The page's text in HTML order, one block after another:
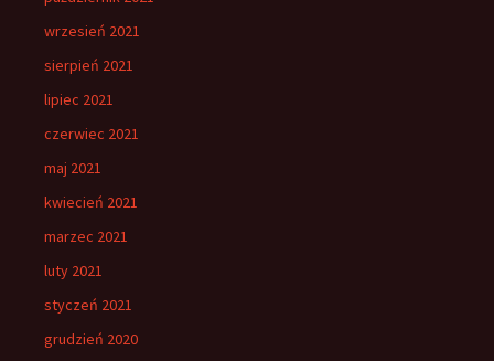
wrzesień 2021
sierpień 2021
lipiec 2021
czerwiec 2021
maj 2021
kwiecień 2021
marzec 2021
luty 2021
styczeń 2021
grudzień 2020